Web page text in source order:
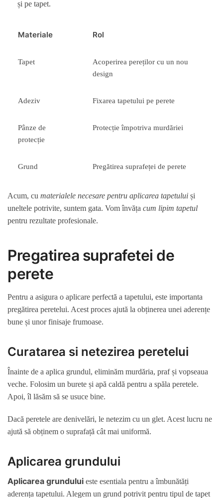
și pe tapet.
Materiale Rol
Tapet
Acoperirea pereților cu un nou
design
Adeziv Fixarea tapetului pe perete
Pânze de
protecție
Protecție împotriva murdăriei
Grund Pregătirea suprafeței de perete
Acum, cu materialele necesare pentru aplicarea tapetului și
uneltele potrivite, suntem gata. Vom învăța cum lipim tapetul
pentru rezultate profesionale.
Pregatirea suprafetei de
perete
Pentru a asigura o aplicare perfectă a tapetului, este importanta
pregătirea peretelui. Acest proces ajută la obținerea unei aderențe
bune și unor finisaje frumoase.
Curatarea si netezirea peretelui
Înainte de a aplica grundul, eliminăm murdăria, praf și vopseaua
veche. Folosim un burete și apă caldă pentru a spăla peretele.
Apoi, îl lăsăm să se usuce bine.
Dacă peretele are denivelări, le netezim cu un glet. Acest lucru ne
ajută să obținem o suprafață cât mai uniformă.
Aplicarea grundului
Aplicarea grundului este esentiala pentru a îmbunătăți
aderența tapetului. Alegem un grund potrivit pentru tipul de tapet